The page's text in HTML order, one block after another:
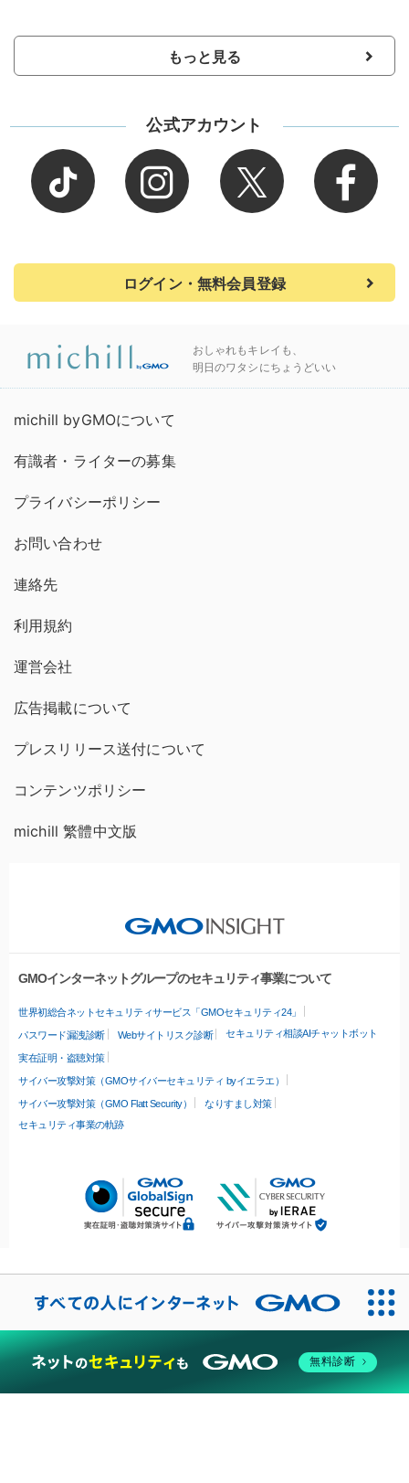
もっと見る
公式アカウント
ログイン・無料会員登録
おしゃれもキレイも、
明日のワタシにちょうどいい
michill byGMOについて
有識者・ライターの募集
プライバシーポリシー
お問い合わせ
連絡先
利用規約
運営会社
広告掲載について
プレスリリース送付について
コンテンツポリシー
michill 繁體中文版
GMOインターネットグループのセキュリティ事業について
世界初総合ネットセキュリティサービス「GMOセキュリティ24」
パスワード漏洩診断 Webサイトリスク診断 セキュリティ相談AIチャットボット
実在証明・盗聴対策
サイバー攻撃対策（GMOサイバーセキュリティ byイエラエ）
サイバー攻撃対策（GMO Flatt Security）
なりすまし対策
セキュリティ事業の軌跡
無料診断